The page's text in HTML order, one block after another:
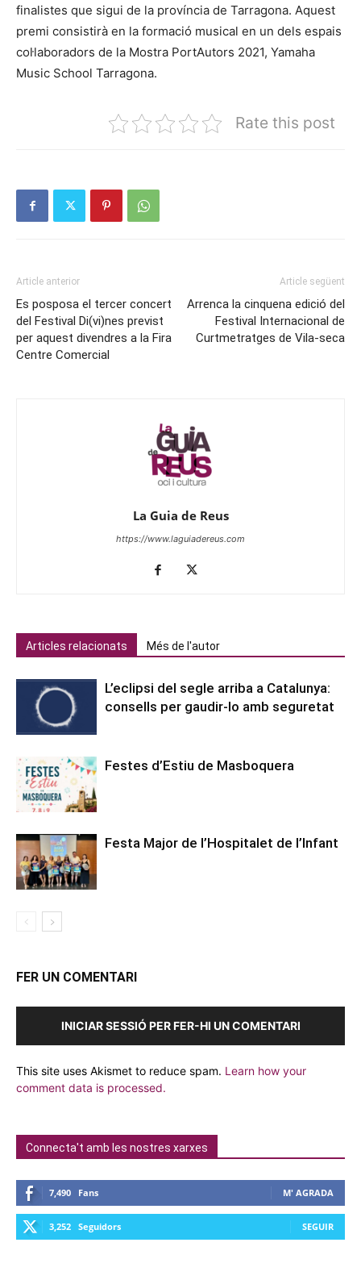
finalistes que sigui de la província de Tarragona. Aquest
premi consistirà en la formació musical en un dels espais
col·laboradors de la Mostra PortAutors 2021, Yamaha
Music School Tarragona.
Rate this post
Article anterior
Es posposa el tercer concert
del Festival Di(vi)nes previst
per aquest divendres a la Fira
Centre Comercial
Article següent
Arrenca la cinquena edició del
Festival Internacional de
Curtmetratges de Vila-seca
La Guia de Reus
https://www.laguiadereus.com
Articles relacionats Més de l'autor
L’eclipsi del segle arriba a Catalunya:
consells per gaudir-lo amb seguretat
Festes d’Estiu de Masboquera
Festa Major de l’Hospitalet de l’Infant
FER UN COMENTARI
INICIAR SESSIÓ PER FER-HI UN COMENTARI
This site uses Akismet to reduce spam. Learn how your
comment data is processed.
Connecta't amb les nostres xarxes
7,490 Fans M' AGRADA
3,252 Seguidors SEGUIR